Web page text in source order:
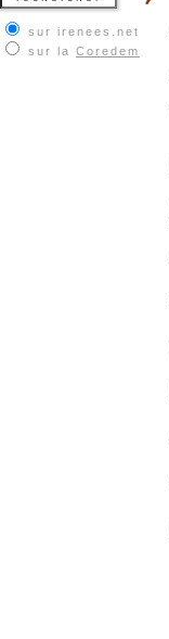
sur irenees.net
sur la Coredem